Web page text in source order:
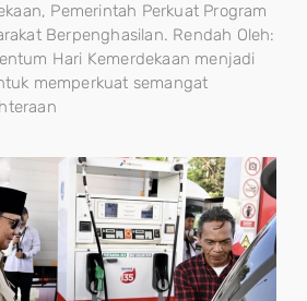
Pemerintah Perkuat Program
Berpenghasilan. Rendah Oleh:
Hari Kemerdekaan menjadi
memperkuat semangat